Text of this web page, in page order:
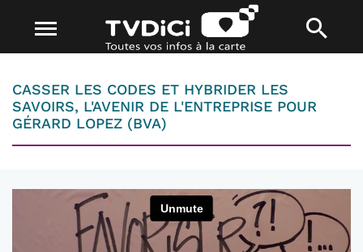
CASSER LES CODES ET HYBRIDER LES
SAVOIRS, L'AVENIR DE L'ENTREPRISE POUR
GÉRARD LOPEZ (BVA)